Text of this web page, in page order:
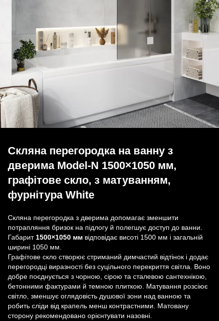
Скляна перегородка на ванну з
дверима Model-N 1500×1050 мм,
графітове скло, з матуванням,
фурнітура White
Скляна перегородка з дверима допомагає зменшити
потрапляння бризок на підлогу й полегшує доступ до ванни.
Габарит 1500×1050 мм відповідає висоті 1500 мм і загальній
ширині 1050 мм.
Графітове скло створює стриманий димчастий відтінок і додає
перегородці виразності без суцільного перекриття світла. Воно
добре поєднується з чорною, сірою та сталевою сантехнікою,
бетонними фактурами й темною плиткою. Матування розсіює
світло, зменшує оглядовість душової зони над ванною та
робить сліди від крапель менш контрастними. Матовану
сторону рекомендовано орієнтувати назовні.